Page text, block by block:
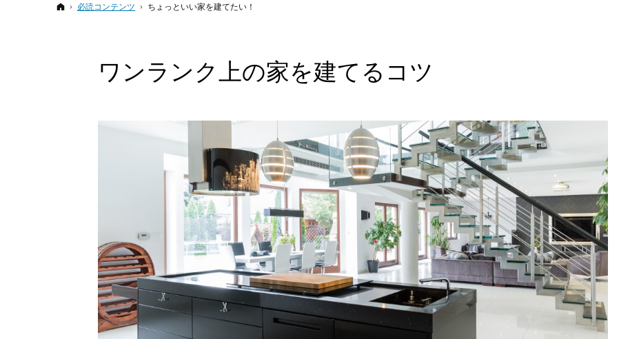
ホーム
必読コンテンツ ちょっといい家を建てたい！
ワンランク上の家を建てるコツ